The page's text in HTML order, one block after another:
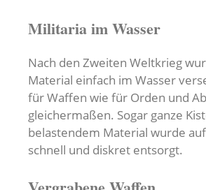
Militaria im Wasser
Nach den Zweiten Weltkrieg
Material einfach im Wasser
für Waffen wie für Orden und
gleichermaßen. Sogar ganze
belastendem Material wurde
schnell und diskret entsorgt.